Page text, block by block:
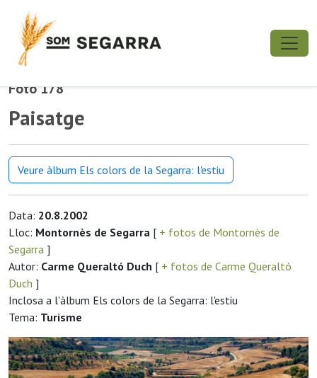
Foto 178
Paisatge
Veure àlbum Els colors de la Segarra: l'estiu
Data: 20.8.2002
Lloc: Montornès de Segarra [ + fotos de Montornès de
Segarra ]
Autor: Carme Queraltó Duch [ + fotos de Carme Queraltó
Duch ]
Inclosa a l'àlbum Els colors de la Segarra: l'estiu
Tema: Turisme